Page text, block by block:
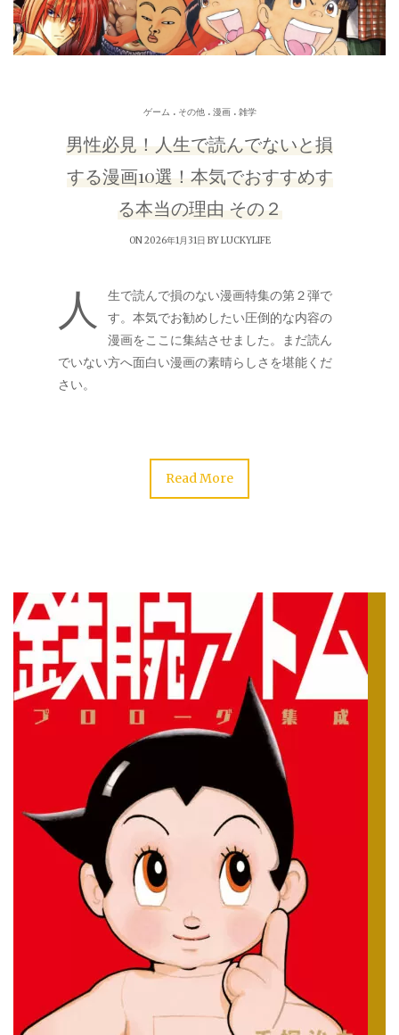
ゲーム . その他. 漫画. 雑学
男性必見！人生で読んでないと損
する漫画10選！本気でおすすめす
る本当の理由 その２
ON 2026年1月31日 BYLUCKYLIFE
人
生で読んで損のない漫画特集の第２弾で
す。本気でお勧めしたい圧倒的な内容の
漫画をここに集結させました。まだ読ん
でいない方へ面白い漫画の素晴らしさを堪能くだ
さい。
Read More